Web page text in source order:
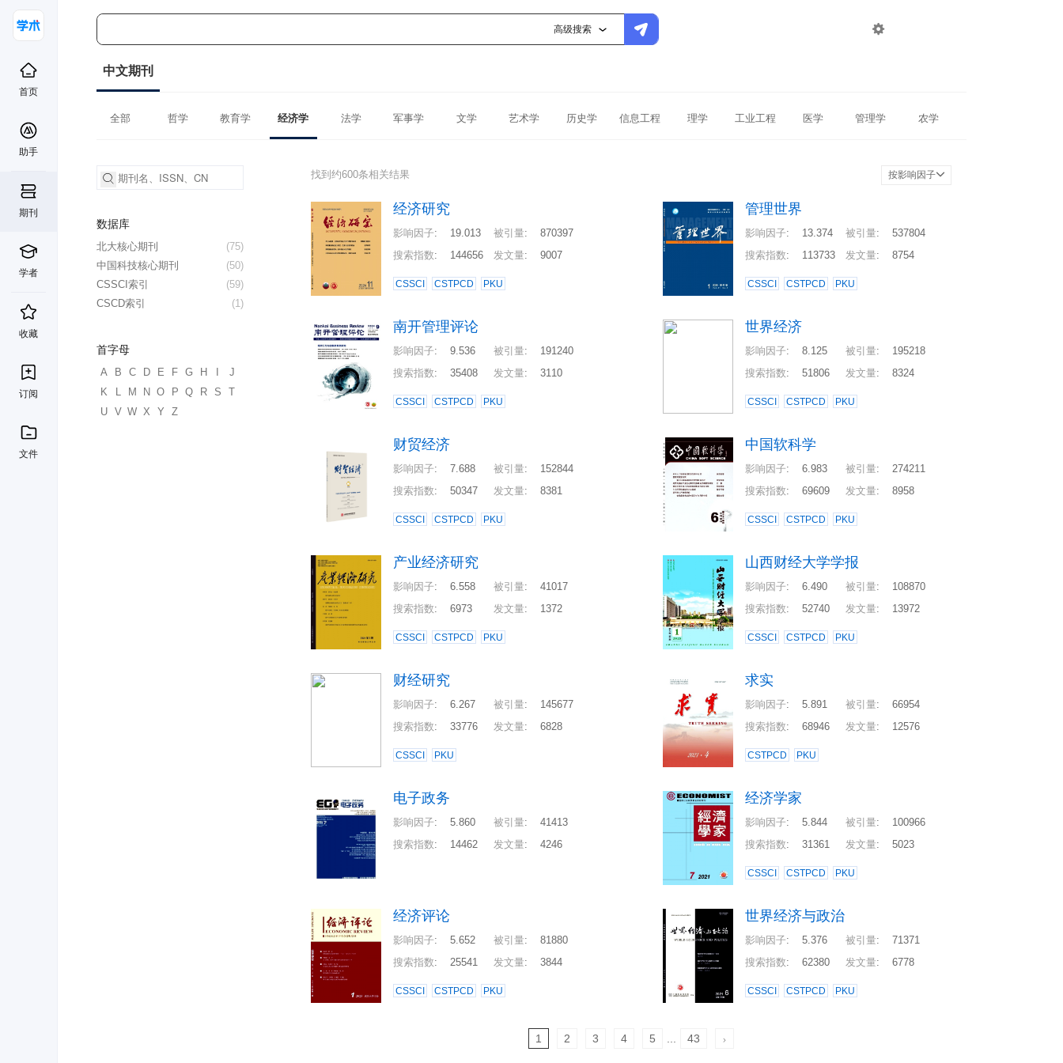
高级搜索 
首页
助手
期刊
学者
收藏
订阅
文件
中文期刊
全部 哲学 教育学 经济学 法学 军事学 文学 艺术学 历史学 信息工程 理学 工业工程 医学 管理学 农学
数据库
(75)
北大核心期刊
(50)
中国科技核心期刊
(59)
CSSCI索引
(1)
CSCD索引
首字母
A B C D E F G H
J
K
L M N O P Q R S
T
U
V W X Y Z
找到约600条相关结果 按影响因子
经济研究
影响因子: 19.013 被引量:
870397
搜索指数: 144656 发文量: 9007
CSSCI CSTPCD PKU
管理世界
影响因子: 13.374 被引量:
537804
搜索指数: 113733 发文量: 8754
CSSCI CSTPCD PKU
南开管理评论
影响因子: 9.536 被引量:
191240
搜索指数: 35408 发文量: 3110
CSSCI CSTPCD PKU
世界经济
影响因子: 8.125 被引量:
195218
搜索指数: 51806 发文量: 8324
CSSCI CSTPCD PKU
财贸经济
影响因子: 7.688 被引量:
152844
搜索指数: 50347 发文量: 8381
CSSCI CSTPCD PKU
中国软科学
影响因子: 6.983 被引量:
274211
搜索指数: 69609 发文量: 8958
CSSCI CSTPCD PKU
产业经济研究
影响因子: 6.558 被引量:
41017
搜索指数: 6973 发文量: 1372
CSSCI CSTPCD PKU
山西财经大学学报
影响因子: 6.490 被引量:
108870
搜索指数: 52740 发文量: 13972
CSSCI CSTPCD PKU
财经研究
影响因子: 6.267 被引量:
145677
搜索指数: 33776 发文量: 6828
CSSCI PKU
求实
影响因子: 5.891 被引量:
66954
搜索指数: 68946 发文量: 12576
CSTPCD PKU
电子政务
影响因子: 5.860 被引量:
41413
搜索指数: 14462 发文量: 4246
经济学家
影响因子: 5.844 被引量:
100966
搜索指数: 31361 发文量: 5023
CSSCI CSTPCD PKU
经济评论
影响因子: 5.652 被引量:
81880
搜索指数: 25541 发文量: 3844
CSSCI CSTPCD PKU
世界经济与政治
影响因子: 5.376 被引量:
71371
搜索指数: 62380 发文量: 6778
CSSCI CSTPCD PKU
1 2 3 4 5 43 